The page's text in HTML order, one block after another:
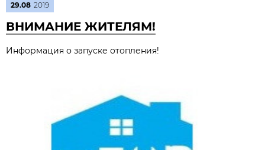
29.08 2019
ВНИМАНИЕ ЖИТЕЛЯМ!
Информация о запуске отопления!